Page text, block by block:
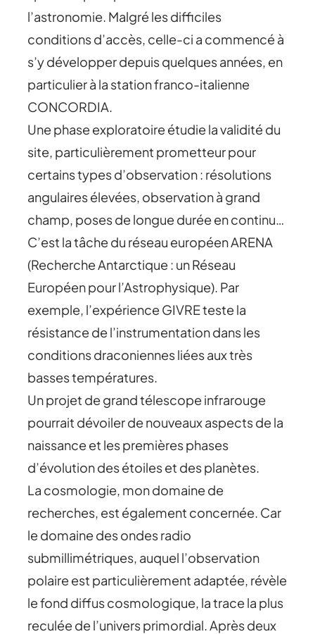
l’astronomie. Malgré les difficiles
conditions d’accès, celle-ci a commencé à
s’y développer depuis quelques années, en
particulier à la station franco-italienne
CONCORDIA.
Une phase exploratoire étudie la validité du
site, particulièrement prometteur pour
certains types d’observation : résolutions
angulaires élevées, observation à grand
champ, poses de longue durée en continu…
C’est la tâche du réseau européen ARENA
(Recherche Antarctique : un Réseau
Européen pour l’Astrophysique). Par
exemple, l’expérience GIVRE teste la
résistance de l’instrumentation dans les
conditions draconiennes liées aux très
basses températures.
Un projet de grand télescope infrarouge
pourrait dévoiler de nouveaux aspects de la
naissance et les premières phases
d’évolution des étoiles et des planètes.
La cosmologie, mon domaine de
recherches, est également concernée. Car
le domaine des ondes radio
submillimétriques, auquel l’observation
polaire est particulièrement adaptée, révèle
le fond diffus cosmologique, la trace la plus
reculée de l’univers primordial. Après deux